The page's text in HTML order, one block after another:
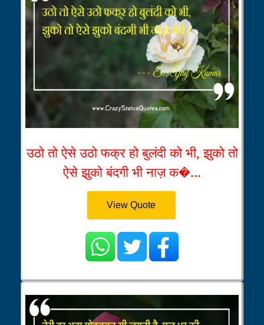
उठो तो ऐसे उठो फक्र हो बुलंदी को भी, झुको तो
ऐसे झुको बंदगी भी नाज़ क�...
View Quote